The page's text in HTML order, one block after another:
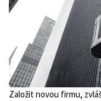
Založit novou firmu,